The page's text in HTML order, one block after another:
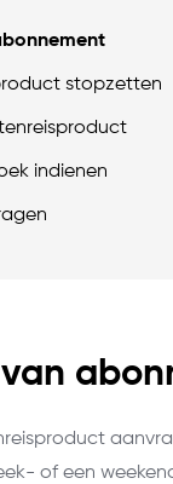
stopzetten
indienen
van
of een